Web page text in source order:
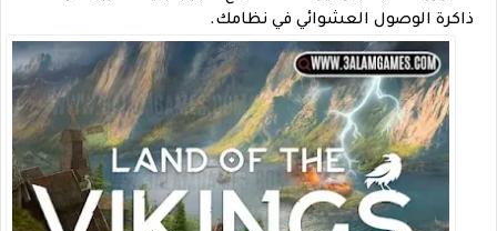
ذاكرة الوصول العشوائي في نظامك.